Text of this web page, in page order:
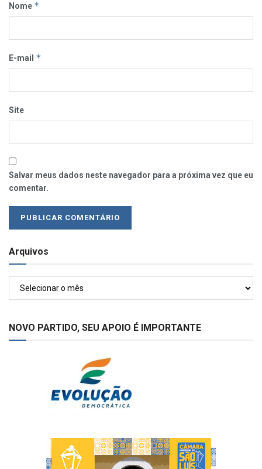
Nome *
E-mail *
Site
Salvar meus dados neste navegador para a próxima vez que eu
comentar.
Arquivos
NOVO PARTIDO, SEU APOIO É IMPORTANTE